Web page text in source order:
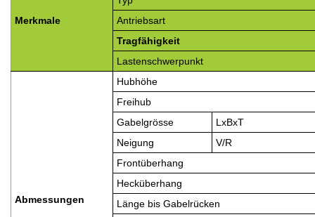
Merkmale
Antriebsart
Tragfähigkeit
Lastenschwerpunkt
Abmessungen
Hubhöhe
Freihub
Gabelgrösse
LxBxT
Neigung
V/R
Frontüberhang
Hecküberhang
Länge bis Gabelrücken